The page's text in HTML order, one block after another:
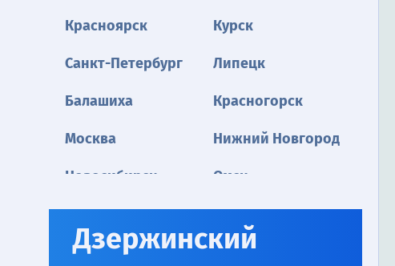
Красноярск Курск
Санкт-Петербург Липецк
Балашиха Красногорск
Москва Нижний Новгород
Новосибирск Омск
Оренбург Пенза
Пермь Владивосток
Дзержинский